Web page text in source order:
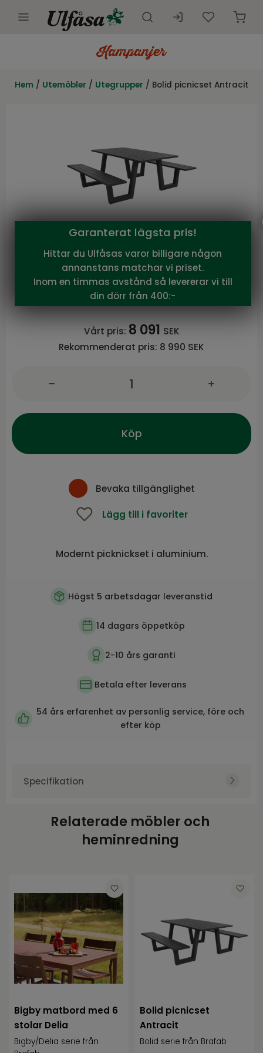
Innemöbler
Kampanjer
Hem / Utemöbler / Utegrupper / Bolid picnicset Antracit
Brafab
Bolid picnicset Antracit
Bolid serie från Brafab
Vårt pris: 8 091 SEK
Rekommenderat pris: 8 990 SEK
Köp
Bevaka tillgänglighet
Lägg till i favoriter
Modernt picknickset i aluminium.
Högst 5 arbetsdagar leveranstid
14 dagars öppetköp
2-10 års garanti
Betala efter leverans
54 års erfarenhet av personlig service, före och
efter köp
Specifikation
Varumärke
Brafab
Grå
Djup
189
Sitthöjd
45
Relaterade möbler och
heminredning
Bigby matbord med 6
stolar Delia
Bigby/Delia serie från
Bolid picnicset
Antracit
Bolid serie från Brafab
Garanterat lägsta pris!
Hittar du Ulfåsas varor billigare någon
annanstans matchar vi priset.
Inom en timmas avstånd så levererar vi till
din dörr från 400:-